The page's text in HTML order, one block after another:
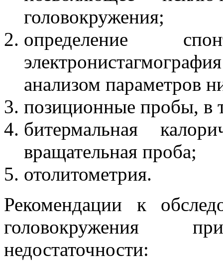
головокружения;
определение
анализом параметров
позиционные пробы, в
битермальная
вращательная проба;
отолитометрия.
Рекомендации к
головокружения при
недостаточности: